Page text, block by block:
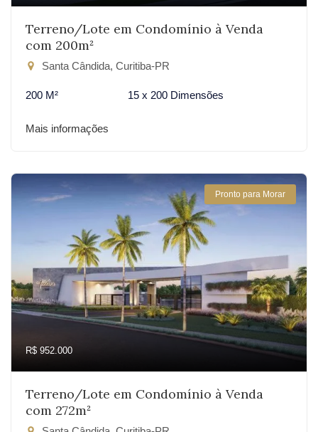
Terreno/Lote em Condomínio à Venda
com 200m²
Santa Cândida, Curitiba-PR
200 M² 15 x 200 Dimensões
Mais informações
Pronto para Morar
R$ 952.000
Terreno/Lote em Condomínio à Venda
com 272m²